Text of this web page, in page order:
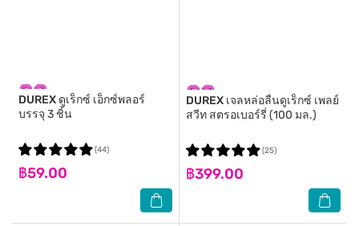
DUREX ดูเร็กซ์ เอ็กซ์พลอร์
บรรจุ 3 ชิ้น
฿59.00
(44)
DUREX เจลหล่อลื่นดูเร็กซ์ เพลย์
สวีท สตรอเบอร์รี่ (100 มล.)
฿399.00
(25)